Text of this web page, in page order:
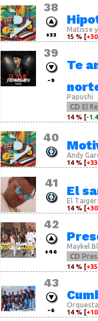
38
+33
Matissey
15 % [
39
-9
Te
Papushi
CD El
14 % [-
40
Andy
14 % [
41
El
El Taiger
14 % [
42
+46
Maykel
CD
14 % [
43
-6 14 % [